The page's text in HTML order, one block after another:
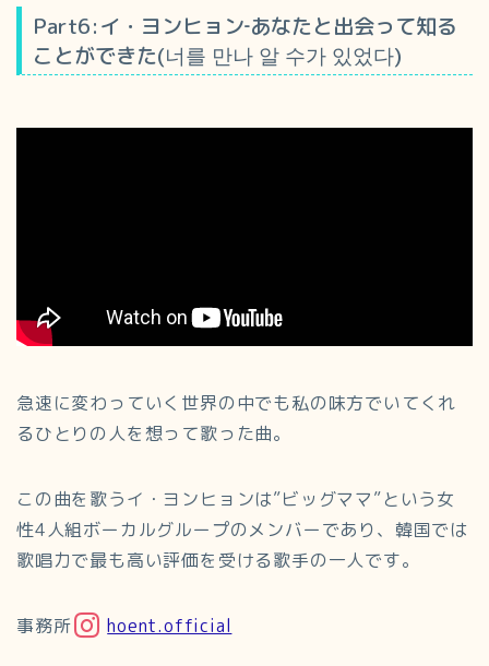
Part6:イ・ヨンヒョン‐あなたと出会って知る
ことができた(너를 만나 알 수가 있었다)
急速に変わっていく世界の中でも私の味方でいてくれ
るひとりの人を想って歌った曲。
この曲を歌うイ・ヨンヒョンは”ビッグママ”という女
性4人組ボーカルグループのメンバーであり、韓国では
歌唱力で最も高い評価を受ける歌手の一人です。
事務所 hoent.official